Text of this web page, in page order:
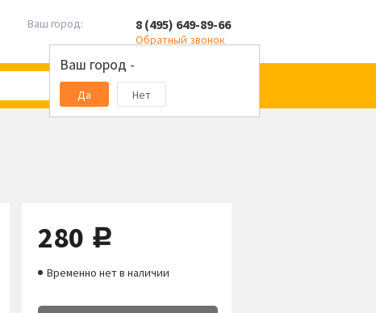
Ваш город:
Ваш город -
Да Нет
8 (495) 649-89-66
Обратный звонок
280 руб.
Временно нет в наличии